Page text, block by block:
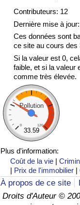
Contributeurs: 12
Dernière mise à
Ces données sont
ce site au cours des
Si la valeur est 0,
faible, et si la valeur
comme très élevée.
Pollution
0 120
33.59
Plus d'information:
Coût de la vie |
| Prix de l'immobilier |
À propos de ce site
Droits d'Auteur ©
Indice de Trafic
Indice de Trafic
Indice de Trafic